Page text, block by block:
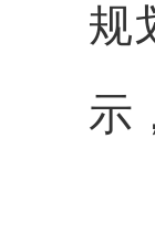
规
示